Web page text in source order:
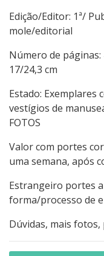
Edição/Editor:
mole/editorial
Número de
17/24,3 cm
Estado: Exemplares
vestígios de
FOTOS
Valor com portes
uma semana, após
Estrangeiro portes
forma/processo de
Dúvidas, mais